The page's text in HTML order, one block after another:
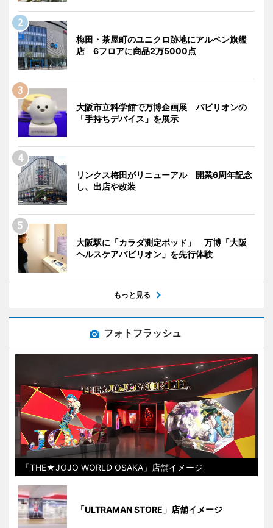
梅田・茶屋町のユニクロ跡地にアルペン旗艦
店 6フロアに商品2万5000点
大阪市立科学館で万博企画展 パビリオンの
「手持ちデバイス」を展示
リンクス梅田がリニューアル 開業6周年記念
し、出店や改装
大阪駅に「カラダ測定ポッド」 万博「大阪
ヘルスケアパビリオン」を先行体験
もっと見る
フォトフラッシュ
「THE★JOJO WORLD OSAKA」店舗イメージ
「ULTRAMAN STORE」店舗イメージ